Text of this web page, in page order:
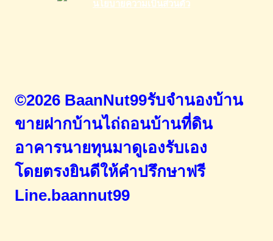
©2026 BaanNut99รับจำนองบ้าน
ขายฝากบ้านไถ่ถอนบ้านที่ดิน
อาคารนายทุนมาดูเองรับเอง
โดยตรงยินดีให้คำปรึกษาฟรี
Line.baannut99